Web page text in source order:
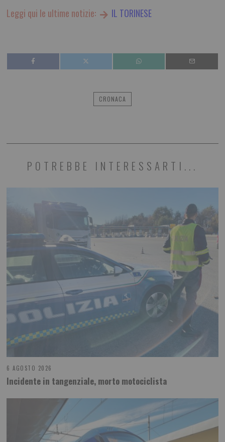
Leggi qui le ultime notizie: IL TORINESE
CRONACA
POTREBBE INTERESSARTI...
6 AGOSTO 2026
Incidente in tangenziale, morto motociclista